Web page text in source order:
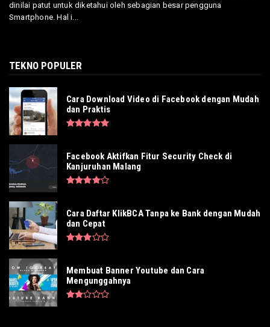
dinilai patut untuk diketahui oleh sebagian besar pengguna
Smartphone. Hal i...
TEKNO POPULER
Cara Download Video di Facebook dengan Mudah
dan Praktis
Facebook Aktifkan Fitur Security Check di
Kanjuruhan Malang
Cara Daftar KlikBCA Tanpa ke Bank dengan Mudah
dan Cepat
Membuat Banner Youtube dan Cara
Mengunggahnya